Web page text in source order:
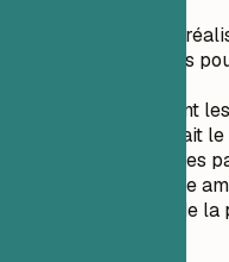
Quantifiez vos
spécifiques, des
Mettez en avant
efficacement fait
techniques et les
Présentez toute
l'efficacité ou de